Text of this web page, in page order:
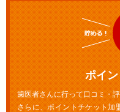
ポイ
歯医者さんに行って口コミ・
さらに、ポイントチケット加